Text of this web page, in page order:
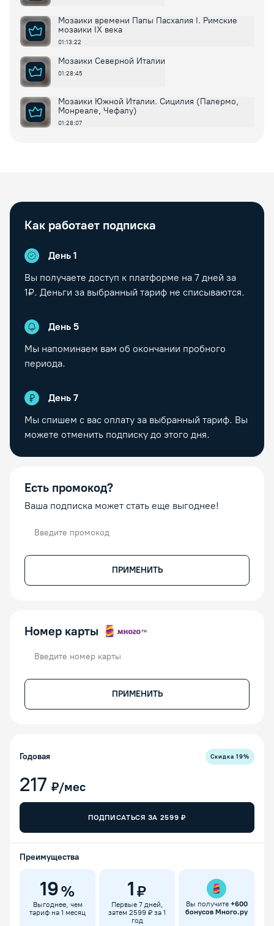
Мозаики времени Папы Пасхалия I. Римские
мозаики IX века
01:13:22
Мозаики Северной Италии
01:28:45
Мозаики Южной Италии. Сицилия (Палермо,
Монреале, Чефалу)
01:28:07
Как работает подписка
День 1
Вы получаете доступ к платформе на 7 дней за
1₽. Деньги за выбранный тариф не списываются.
День 5
Мы напоминаем вам об окончании пробного
периода.
День 7
Мы спишем с вас оплату за выбранный тариф. Вы
можете отменить подписку до этого дня.
Есть промокод?
Ваша подписка может стать еще выгоднее!
ПРИМЕНИТЬ
Номер карты
ПРИМЕНИТЬ
Годовая Скидка19%
217 ₽/мес
ПОДПИСАТЬСЯ ЗА 2599 ₽
Преимущества
19%
Выгоднее, чем
тариф на 1 месяц
1 ₽
Первые 7 дней,
затем 2599 ₽ за 1
год
Вы получите +600
бонусов Много.ру